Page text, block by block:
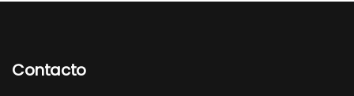
Contacto